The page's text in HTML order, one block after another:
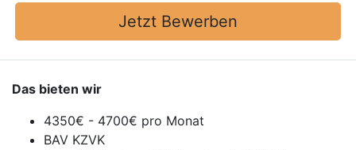
Jetzt Bewerben
Das bieten wir
4350€ - 4700€ pro Monat
BAV KZVK